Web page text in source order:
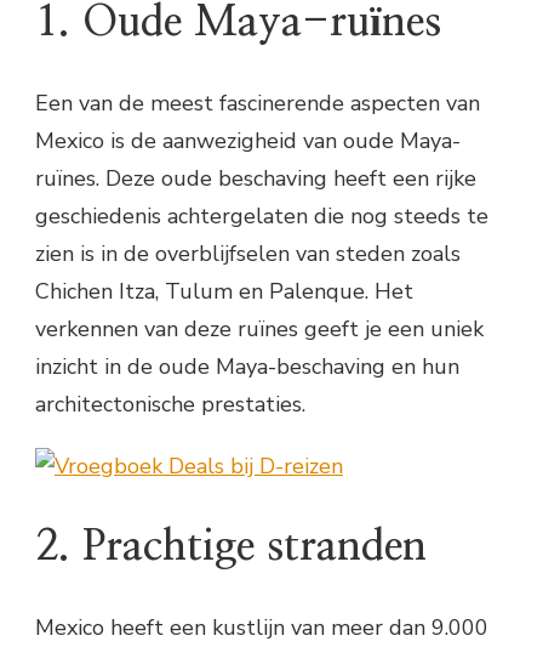
1. Oude Maya-ruïnes
Een van de meest fascinerende aspecten van
Mexico is de aanwezigheid van oude Maya-
ruïnes. Deze oude beschaving heeft een rijke
geschiedenis achtergelaten die nog steeds te
zien is in de overblijfselen van steden zoals
Chichen Itza, Tulum en Palenque. Het
verkennen van deze ruïnes geeft je een uniek
inzicht in de oude Maya-beschaving en hun
architectonische prestaties.
2. Prachtige stranden
Mexico heeft een kustlijn van meer dan 9.000